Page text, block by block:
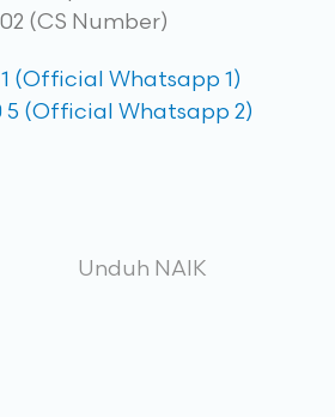
(CS Number)
(Official Whatsapp 1)
5 (Official Whatsapp 2)
Unduh NAIK